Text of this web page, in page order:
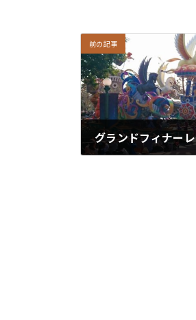
前の記事
グランドフィナーレ